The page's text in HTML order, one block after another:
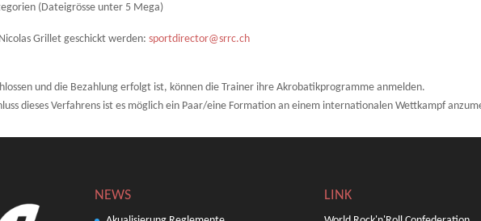
(Dateigrösse unter 5 Mega)
Grillet geschickt werden:sportdirector@srrc.ch
und die Bezahlung erfolgt ist, können die Trainer ihre Akrobatikprogramme anmelden.
dieses Verfahrens ist es möglich ein Paar/eine Formation an einem internationalen Wettkampf
NEWS LINK